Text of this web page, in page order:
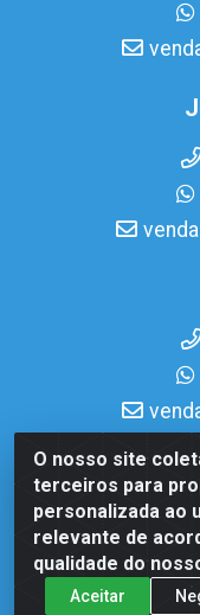
O nosso site
terceiros para
personalizada ao
relevante de
qualidade do
Aceitar
Casa Norte LTDA -
Sept Rosado,